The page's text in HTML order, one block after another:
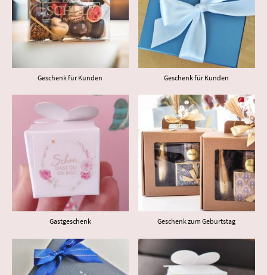
Geschenk für Kunden Geschenk für Kunden
Gastgeschenk Geschenk zum Geburtstag